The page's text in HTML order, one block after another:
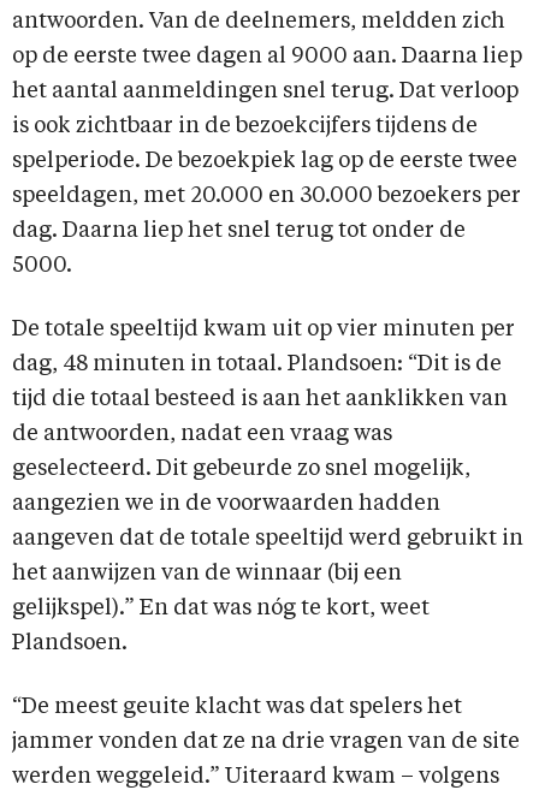
antwoorden. Van de deelnemers, meldden zich
op de eerste twee dagen al 9000 aan. Daarna liep
het aantal aanmeldingen snel terug. Dat verloop
is ook zichtbaar in de bezoekcijfers tijdens de
spelperiode. De bezoekpiek lag op de eerste twee
speeldagen, met 20.000 en 30.000 bezoekers per
dag. Daarna liep het snel terug tot onder de
5000.
De totale speeltijd kwam uit op vier minuten per
dag, 48 minuten in totaal. Plandsoen: “Dit is de
tijd die totaal besteed is aan het aanklikken van
de antwoorden, nadat een vraag was
geselecteerd. Dit gebeurde zo snel mogelijk,
aangezien we in de voorwaarden hadden
aangeven dat de totale speeltijd werd gebruikt in
het aanwijzen van de winnaar (bij een
gelijkspel).” En dat was nóg te kort, weet
Plandsoen.
“De meest geuite klacht was dat spelers het
jammer vonden dat ze na drie vragen van de site
werden weggeleid.” Uiteraard kwam – volgens